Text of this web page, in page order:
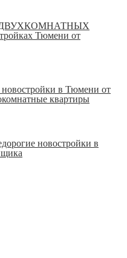
ДВУХКОМНАТНЫХ
Тюмени от
в Тюмени от
квартиры
новостройки в